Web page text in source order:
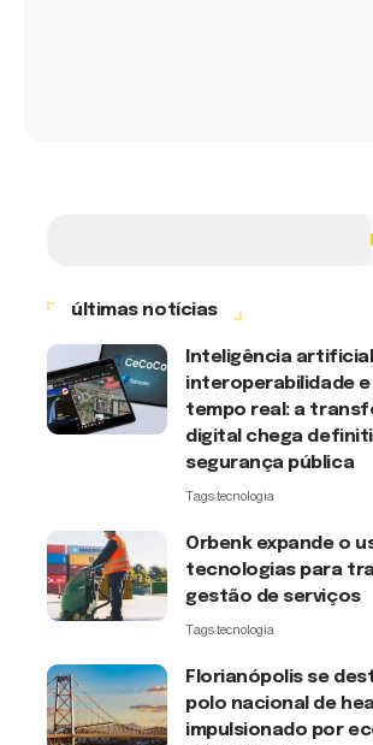
últimas notícias
Inteligência
interoperabilidade e
tempo real: a
digital chega
segurança pública
Tags:tecnologia
Orbenk expande o
tecnologias para
gestão de serviços
Tags:tecnologia
Florianópolis se
polo nacional de
impulsionado por